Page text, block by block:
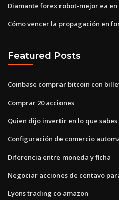
Diamante forex robot-mejor ea en
Cómo vencer la propagación en
Featured Posts
Coinbase comprar bitcoin con
Comprar 20 acciones
Quien dijo invertir en lo que sabes
Configuración de comercio
Diferencia entre moneda y ficha
Negociar acciones de centavo
Lyons trading co amazon